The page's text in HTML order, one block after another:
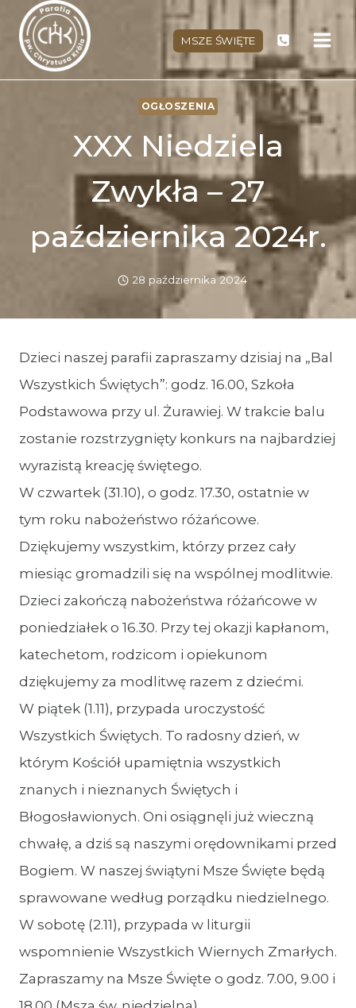
Przejdź
treści
MSZE ŚWIĘTE
OGŁOSZENIA
XXX Niedziela
Zwykła – 27
października 2024r.
28 października 2024
Dzieci naszej parafii zapraszamy dzisiaj na „Bal
Wszystkich Świętych”: godz. 16.00, Szkoła
Podstawowa przy ul. Żurawiej. W trakcie balu
zostanie rozstrzygnięty konkurs na najbardziej
wyrazistą kreację świętego.
W czwartek (31.10), o godz. 17.30, ostatnie w
tym roku nabożeństwo różańcowe.
Dziękujemy wszystkim, którzy przez cały
miesiąc gromadzili się na wspólnej modlitwie.
Dzieci zakończą nabożeństwa różańcowe w
poniedziałek o 16.30. Przy tej okazji kapłanom,
katechetom, rodzicom i opiekunom
dziękujemy za modlitwę razem z dziećmi.
W piątek (1.11), przypada uroczystość
Wszystkich Świętych. To radosny dzień, w
którym Kościół upamiętnia wszystkich
znanych i nieznanych Świętych i
Błogosławionych. Oni osiągnęli już wieczną
chwałę, a dziś są naszymi orędownikami przed
Bogiem. W naszej świątyni Msze Święte będą
sprawowane według porządku niedzielnego.
W sobotę (2.11), przypada w liturgii
wspomnienie Wszystkich Wiernych Zmarłych.
Zapraszamy na Msze Święte o godz. 7.00, 9.00 i